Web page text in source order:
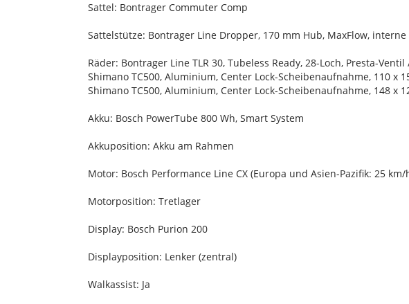
Sattel: Bontrager Commuter Comp
Sattelstütze: Bontrager Line Dropper, 170 mm Hub, MaxFlow,
Räder: Bontrager Line TLR 30, Tubeless Ready, 28-Loch, Presta-
Shimano TC500, Aluminium, Center Lock-Scheibenaufnahme, 110 x
Shimano TC500, Aluminium, Center Lock-Scheibenaufnahme, 148 x
Akku: Bosch PowerTube 800 Wh, Smart System
Akkuposition: Akku am Rahmen
Motor: Bosch Performance Line CX (Europa und Asien-Pazifik: 25
Motorposition: Tretlager
Display: Bosch Purion 200
Displayposition: Lenker (zentral)
Walkassist: Ja